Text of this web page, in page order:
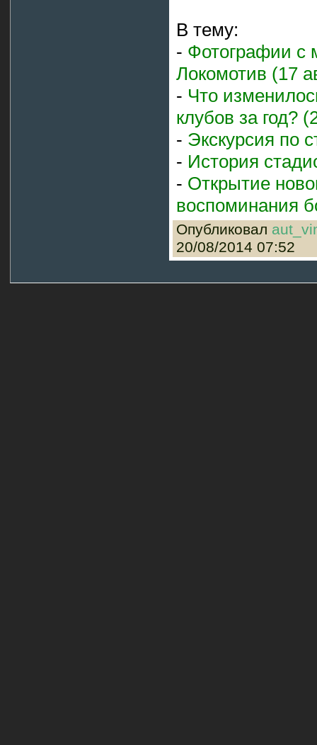
В тему:
- Фотографии с
Локомотив (17
- Что
клубов за год?
- Экскурсия по
- История
- Открытие
воспоминания
Опубликовал
20/08/2014 07:52